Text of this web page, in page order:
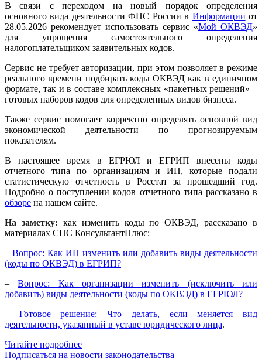
В связи с переходом на новый порядок определения
основного вида деятельности ФНС России в Информации от
28.05.2026 рекомендует использовать сервис «Мой ОКВЭД»
для упрощения самостоятельного определения
налогоплательщиком заявительных кодов.
Сервис не требует авторизации, при этом позволяет в режиме
реального времени подбирать коды ОКВЭД как в единичном
формате, так и в составе комплексных «пакетных решений» –
готовых наборов кодов для определенных видов бизнеса.
Также сервис помогает корректно определять основной вид
экономической деятельности по прогнозируемым
показателям.
В настоящее время в ЕГРЮЛ и ЕГРИП внесены коды
отчетного типа по организациям и ИП, которые подали
статистическую отчетность в Росстат за прошедший год.
Подробно о поступлении кодов отчетного типа рассказано в
обзоре на нашем сайте.
На заметку: как изменить коды по ОКВЭД, рассказано в
материалах СПС КонсультантПлюс:
– Вопрос: Как ИП изменить или добавить виды деятельности
(коды по ОКВЭД) в ЕГРИП?
–Вопрос: Как организации изменить (исключить или
добавить) виды деятельности (коды по ОКВЭД) в ЕГРЮЛ?
– Готовое решение: Что делать, если меняется вид
деятельности, указанный в уставе юридического лица.
Читайте подробнее
Подписаться на новости законодательства